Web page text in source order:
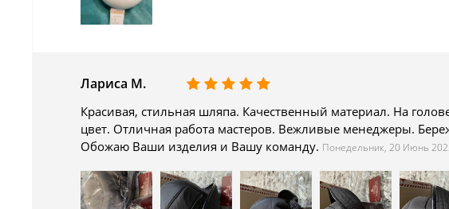
Лариса М.
Красивая, стильная шляпа. Качественный материал. На
цвет. Отличная работа мастеров. Вежливые менеджеры.
Обожаю Ваши изделия и Вашу команду. Понедельник, 20 Июнь